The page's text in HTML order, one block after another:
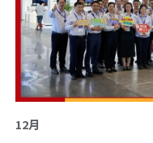
12月